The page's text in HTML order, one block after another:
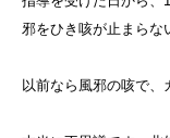
邪をひき咳が止まらな
以前なら風邪の咳で、